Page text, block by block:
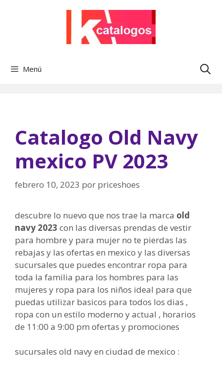
Menú
Catalogo Old Navy
mexico PV 2023
febrero 10, 2023 por priceshoes
descubre lo nuevo que nos trae la marca old
navy 2023 con las diversas prendas de vestir
para hombre y para mujer no te pierdas las
rebajas y las ofertas en mexico y las diversas
sucursales que puedes encontrar ropa para
toda la familia para los hombres para las
mujeres y ropa para los niños ideal para que
puedas utilizar basicos para todos los dias ,
ropa con un estilo moderno y actual , horarios
de 11:00 a 9:00 pm ofertas y promociones
sucursales old navy en ciudad de mexico :